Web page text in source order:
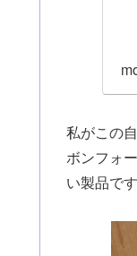
私がこの
ボンフォ
い製品です